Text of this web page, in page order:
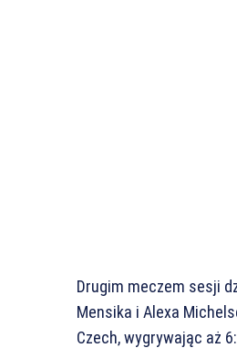
Drugim meczem sesji
Mensika i Alexa
Czech, wygrywając aż